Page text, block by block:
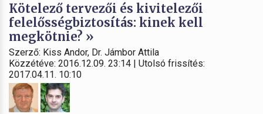
Kötelező tervezői és kivitelezői
felelősségbiztosítás: kinek kell
megkötnie? »
Szerző: Kiss Andor, Dr. Jámbor Attila
Közzétéve: 2016.12.09. 23:14 | Utolsó frissítés:
2017.04.11. 10:10